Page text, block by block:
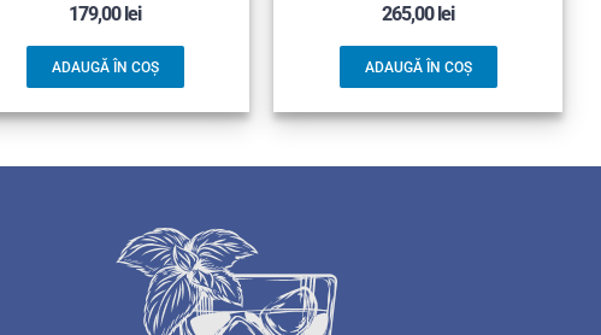
179,00lei
ADAUGĂ ÎN COȘ
265,00lei
ADAUGĂ ÎN COȘ